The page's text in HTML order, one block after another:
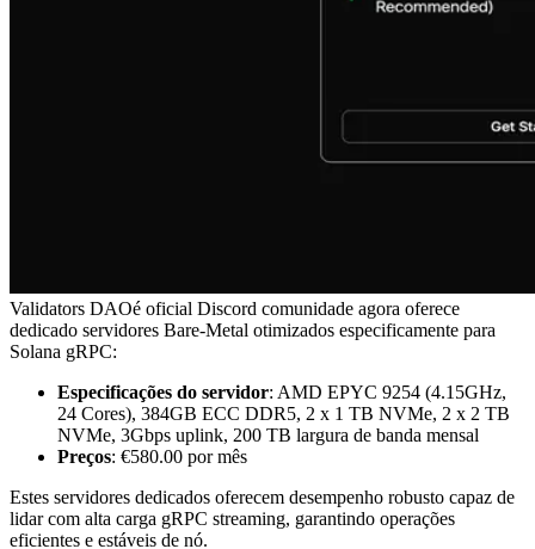
Validators DAOé oficial Discord comunidade agora oferece
dedicado servidores Bare-Metal otimizados especificamente para
Solana gRPC:
Especificações do servidor: AMD EPYC 9254 (4.15GHz,
24 Cores), 384GB ECC DDR5, 2 x 1 TB NVMe, 2 x 2 TB
NVMe, 3Gbps uplink, 200 TB largura de banda mensal
Preços: €580.00 por mês
Estes servidores dedicados oferecem desempenho robusto capaz de
lidar com alta carga gRPC streaming, garantindo operações
eficientes e estáveis de nó.